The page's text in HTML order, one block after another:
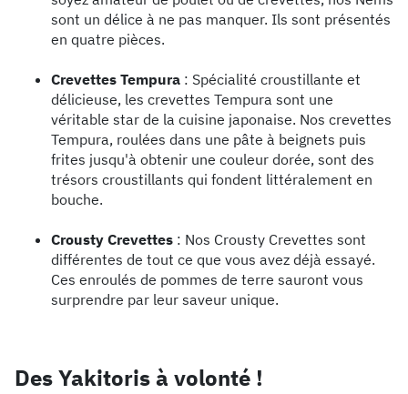
sont un délice à ne pas manquer. Ils sont présentés
en quatre pièces.
Crevettes Tempura : Spécialité croustillante et
délicieuse, les crevettes Tempura sont une
véritable star de la cuisine japonaise. Nos crevettes
Tempura, roulées dans une pâte à beignets puis
frites jusqu'à obtenir une couleur dorée, sont des
trésors croustillants qui fondent littéralement en
bouche.
Crousty Crevettes : Nos Crousty Crevettes sont
différentes de tout ce que vous avez déjà essayé.
Ces enroulés de pommes de terre sauront vous
surprendre par leur saveur unique.
Des Yakitoris à volonté !